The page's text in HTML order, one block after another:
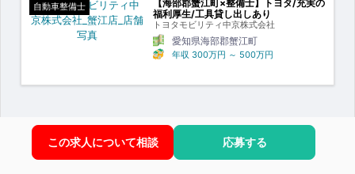
この求人について相談 応募する
自動車整備士
【海部郡蟹江町×整備士】トヨタ/充実の
福利厚生/工具貸し出しあり
トヨタモビリティ中京株式会社
愛知県海部郡蟹江町
年収 300万円 ～ 500万円
職種から求人情報を探す